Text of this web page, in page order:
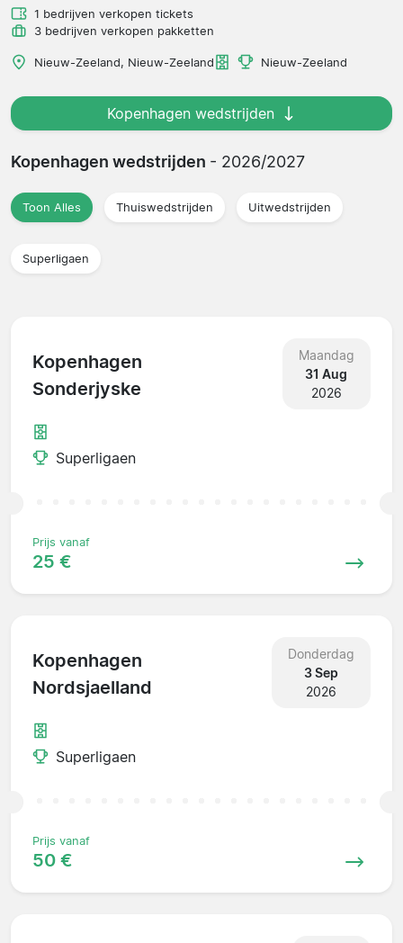
1 bedrijven verkopen tickets
3 bedrijven verkopen pakketten
Nieuw-Zeeland, Nieuw-Zeeland Nieuw-Zeeland
Kopenhagen wedstrijden
Kopenhagen wedstrijden - 2026/2027
Toon Alles Thuiswedstrijden Uitwedstrijden
Superligaen
Kopenhagen
Sonderjyske
Maandag
31 Aug
2026
Superligaen
Prijs vanaf
25 €
Kopenhagen
Nordsjaelland
Donderdag
3 Sep
2026
Superligaen
Prijs vanaf
50 €